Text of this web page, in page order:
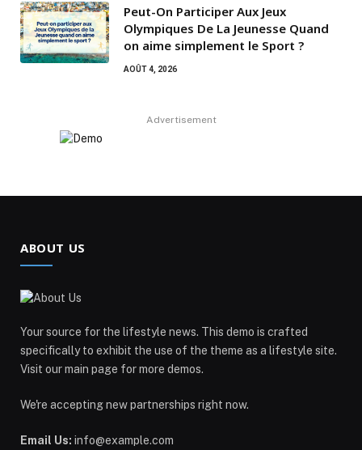
Peut-On Participer Aux Jeux
Olympiques De La Jeunesse Quand
on aime simplement le Sport ?
AOÛT 4, 2026
Advertisement
ABOUT US
Your source for the lifestyle news. This demo is crafted
specifically to exhibit the use of the theme as a lifestyle site.
Visit our main page for more demos.
We're accepting new partnerships right now.
Email Us: info@example.com